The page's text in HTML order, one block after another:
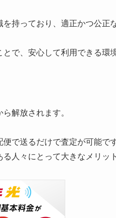
持っており、適正かつ公正
で、安心して利用できる環
解放されます。
で送るだけで査定が可能です
人々にとって大きなメリット